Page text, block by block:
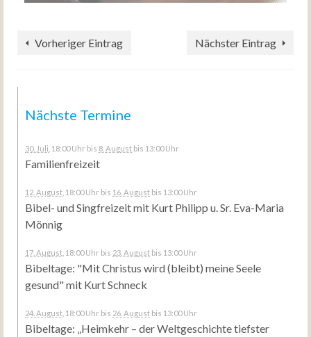
Vorheriger Eintrag Nächster Eintrag
Nächste Termine
30. Juli , 18:00 Uhr bis 8. August bis 13:00 Uhr
Familienfreizeit
12. August , 18:00 Uhr bis 16. August bis 13:00 Uhr
Bibel- und Singfreizeit mit Kurt Philipp u. Sr. Eva-Maria
Mönnig
17. August , 18:00 Uhr bis 23. August bis 13:00 Uhr
Bibeltage: "Mit Christus wird (bleibt) meine Seele
gesund" mit Kurt Schneck
24. August , 18:00 Uhr bis 26. August bis 13:00 Uhr
Bibeltage: „Heimkehr – der Weltgeschichte tiefster